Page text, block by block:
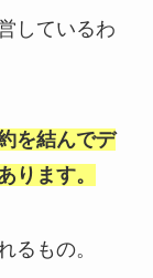
しているわ
を結んでデ
ります。
るもの。